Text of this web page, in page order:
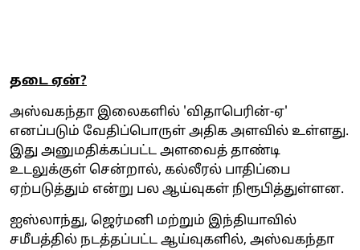
தடை ஏன்?
அஸ்வகந்தா இலைகளில் 'விதாபெரின்-ஏ'
எனப்படும் வேதிப்பொருள் அதிக அளவில் உள்ளது.
இது அனுமதிக்கப்பட்ட அளவைத் தாண்டி
உடலுக்குள் சென்றால், கல்லீரல் பாதிப்பை
ஏற்படுத்தும் என்று பல ஆய்வுகள் நிரூபித்துள்ளன.
ஐஸ்லாந்து, ஜெர்மனி மற்றும் இந்தியாவில்
சமீபத்தில் நடத்தப்பட்ட ஆய்வுகளில், அஸ்வகந்தா